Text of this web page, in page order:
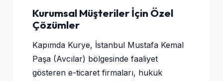
Kurumsal Müşteriler İçin Özel
Çözümler
Kapımda Kurye, İstanbul Mustafa Kemal
Paşa (Avcılar) bölgesinde faaliyet
gösteren e-ticaret firmaları, hukuk